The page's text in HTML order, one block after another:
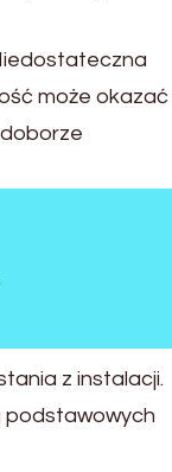
może okazać
z instalacji.
podstawowych